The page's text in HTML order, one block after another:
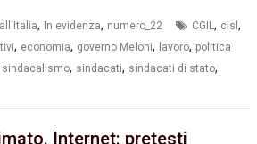
, In evidenza, numero_22 CGIL, cisl,
, economia, governo Meloni, lavoro, politica
sindacalismo, sindacati, sindacati di stato,
Internet: pretesti